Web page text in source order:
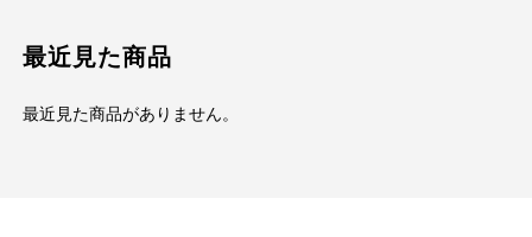
最近見た商品
最近見た商品がありません。